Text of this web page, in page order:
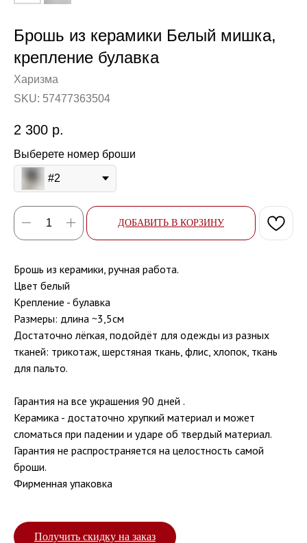
Брошь из керамики Белый мишка,
крепление булавка
Харизма
SKU: 57477363504
2 300 р.
Выберете номер броши
#2
ДОБАВИТЬ В КОРЗИНУ
Брошь из керамики, ручная работа.
Цвет белый
Крепление - булавка
Размеры: длина ~3,5см
Достаточно лёгкая, подойдёт для одежды из разных
тканей: трикотаж, шерстяная ткань, флис, хлопок, ткань
для пальто.
Гарантия на все украшения 90 дней .
Керамика - достаточно хрупкий материал и может
сломаться при падении и ударе об твердый материал.
Гарантия не распространяется на целостность самой
броши.
Фирменная упаковка
Получить скидку на заказ